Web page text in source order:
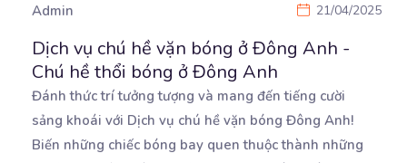
Admin 21/04/2025
Dịch vụ chú hề vặn bóng ở Đông Anh -
Chú hề thổi bóng ở Đông Anh
Đánh thức trí tưởng tượng và mang đến tiếng cười
sảng khoái với Dịch vụ chú hề vặn bóng Đông Anh!
Biến những chiếc bóng bay quen thuộc thành những